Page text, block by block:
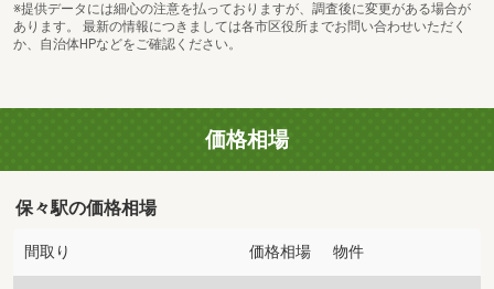
※提供データには細心の注意を払っておりますが、調査後に変更がある場合が
あります。 最新の情報につきましては各市区役所までお問い合わせいただく
か、自治体HPなどをご確認ください。
価格相場
保々駅の価格相場
間取り 価格相場 物件